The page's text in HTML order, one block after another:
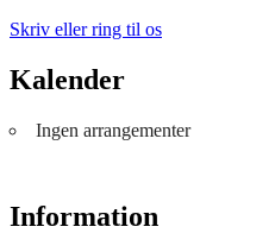
Skriv eller ring til os
Kalender
Ingen arrangementer
Information